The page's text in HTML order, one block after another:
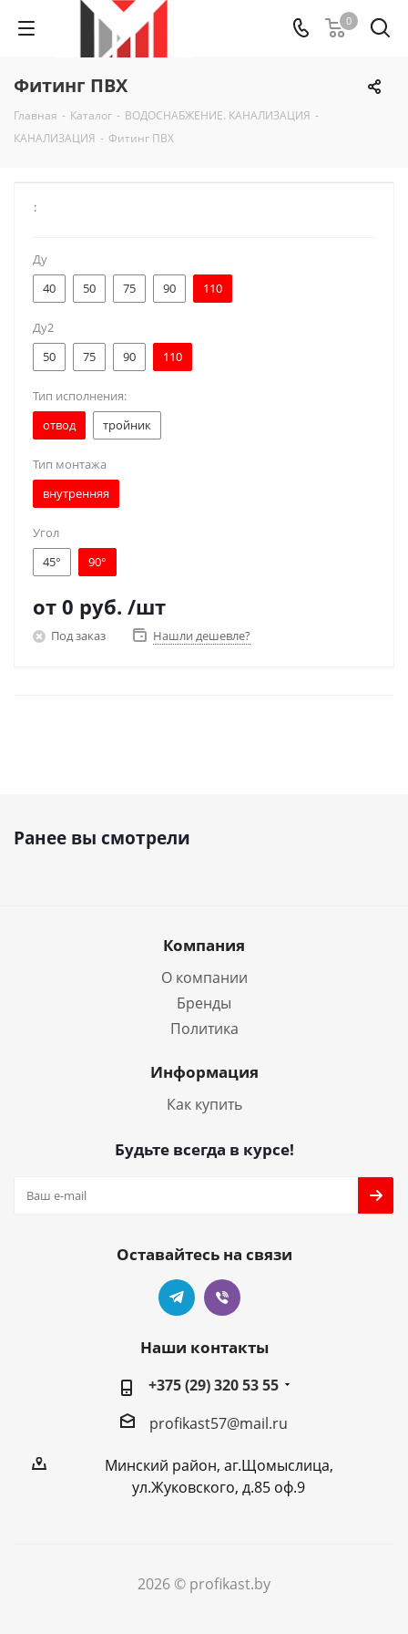
0
Фитинг ПВХ
Главная - Каталог - ВОДОСНАБЖЕНИЕ. КАНАЛИЗАЦИЯ -
КАНАЛИЗАЦИЯ - Фитинг ПВХ
:
Ду
40
50 75 90 110
Ду2
50
75 90 110
Тип исполнения:
отвод
тройник
Тип монтажа
внутренняя
Угол
45°
90°
от 0 руб. /шт
Под заказ Нашли дешевле?
Ранее вы смотрели
Компания
О компании
Бренды
Политика
Информация
Как купить
Будьте всегда в курсе!
Оставайтесь на связи
Наши контакты
+375 (29) 320 53 55
profikast57@mail.ru
Минский район, аг.Щомыслица,
ул.Жуковского, д.85 оф.9
2026 © profikast.by